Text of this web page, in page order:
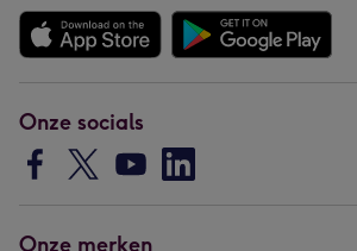
Onze socials
Onze merken